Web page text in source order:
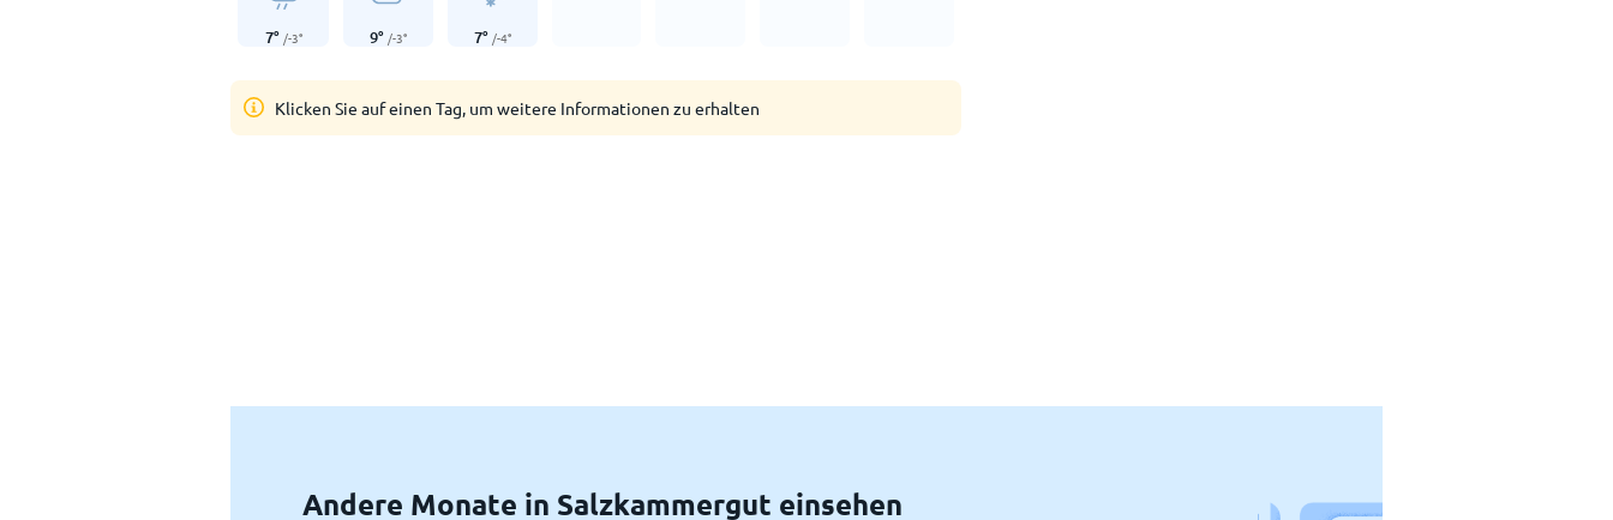
7° /-3° 9° /-3° 7° /-4°
Klicken Sie auf einen Tag, um weitere Informationen zu erhalten
Andere Monate in Salzkammergut einsehen